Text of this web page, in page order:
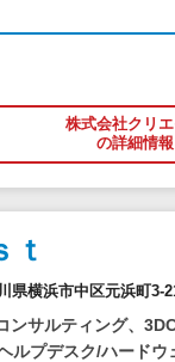
株式会社クリ
の詳細情
ｔ
県横浜市中区元浜町3-
サルティング、
ルプデスク/ハードウ